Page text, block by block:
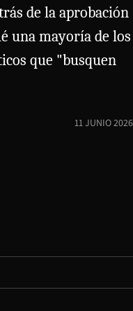
de la aprobación
una mayoría de los
que "busquen
11 JUNIO 2026